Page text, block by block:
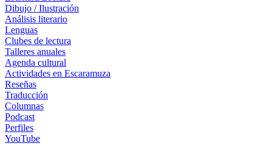
Dibujo / Ilustración
Análisis literario
Lenguas
Clubes de lectura
Talleres anuales
Agenda cultural
Actividades en Escaramuza
Reseñas
Traducción
Columnas
Podcast
Perfiles
YouTube